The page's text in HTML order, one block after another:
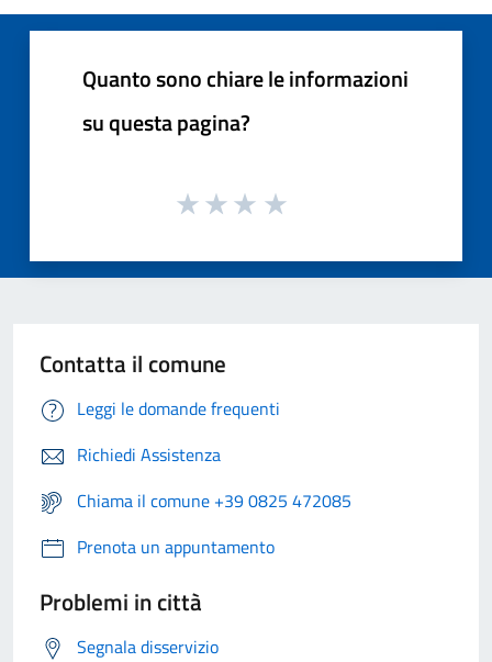
Quanto sono chiare le informazioni
su questa pagina?
Contatta il comune
Leggi le domande frequenti
Richiedi Assistenza
Chiama il comune +39 0825 472085
Prenota un appuntamento
Problemi in città
Segnala disservizio